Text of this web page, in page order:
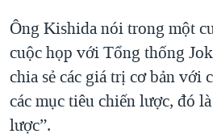
Ông Kishida nói trong một
cuộc họp với Tổng thống
chia sẻ các giá trị cơ bản với
các mục tiêu chiến lược, đó
lược”.